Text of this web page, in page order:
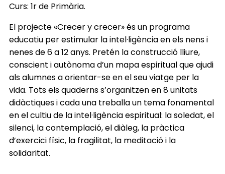
Curs: 1r de Primària.
El projecte «Crecer y crecer» és un programa
educatiu per estimular la intel·ligència en els nens i
nenes de 6 a 12 anys. Pretén la construcció lliure,
conscient i autònoma d’un mapa espiritual que ajudi
als alumnes a orientar-se en el seu viatge per la
vida. Tots els quaderns s’organitzen en 8 unitats
didàctiques i cada una treballa un tema fonamental
en el cultiu de la intel·ligència espiritual: la soledat, el
silenci, la contemplació, el diàleg, la pràctica
d’exercici físic, la fragilitat, la meditació i la
solidaritat.